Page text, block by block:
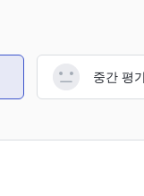
구를 제공하여 거래를
선택하여 개별 요구
합니다. 또한 스프레드
다. 게다가, Winex
딩할 수 있습니다. 마지
포함하여 신뢰성과 투
플랫폼에는 제한이 있
중간 평